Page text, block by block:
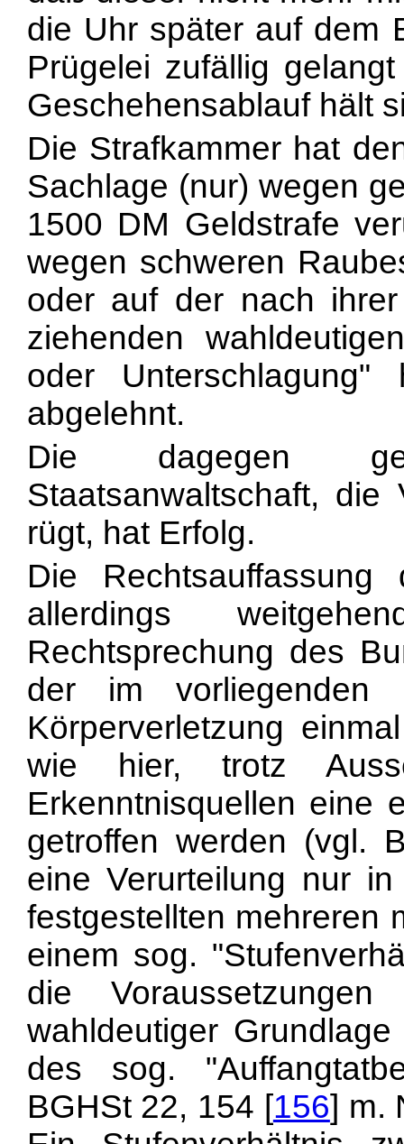
die Uhr später auf dem
Prügelei zufällig
Geschehensablauf hält
Die Strafkammer hat
Sachlage (nur) wegen
1500 DM Geldstrafe
wegen schweren
oder auf der nach
ziehenden
oder
abgelehnt.
Die dagegen
Staatsanwaltschaft, die
rügt, hat Erfolg.
Die
allerdings
Rechtsprechung des
der im vorliegenden
Körperverletzung
wie hier, trotz
Erkenntnisquellen eine
getroffen werden (vgl.
eine Verurteilung nur
festgestellten mehreren
einem sog.
die
wahldeutiger
des sog.
BGHSt 22, 154 [156] m.